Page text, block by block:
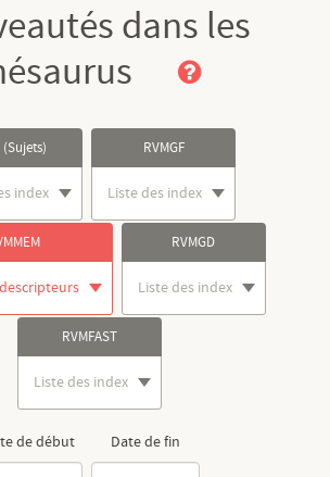
dans les
(Sujets)
index
RVMGF
Liste des index
RVMGD
Liste des index
RVMFAST
Liste des index
de début Date de fin